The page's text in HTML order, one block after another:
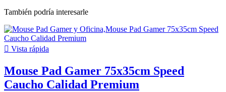
También podría interesarle
 Vista rápida
Mouse Pad Gamer 75x35cm Speed
Caucho Calidad Premium